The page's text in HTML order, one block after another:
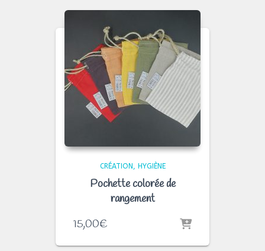
CRÉATION HYGIÈNE
Pochette colorée de
rangement
15,00€